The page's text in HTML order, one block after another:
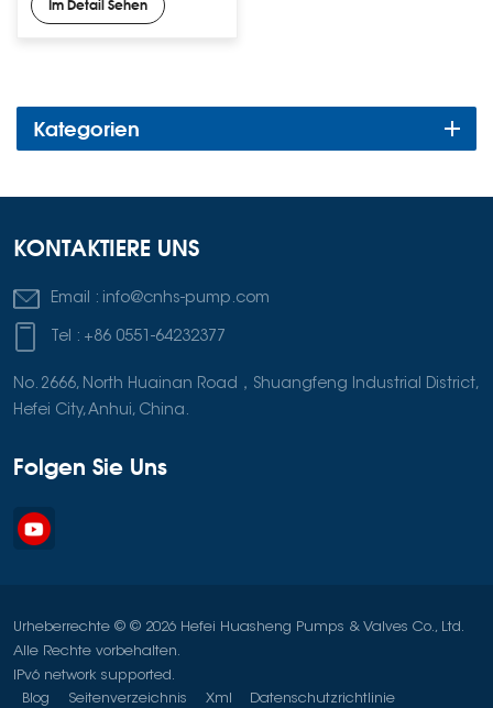
Im Detail Sehen
Kategorien
KONTAKTIERE UNS
Email : info@cnhs-pump.com
Tel : +86 0551-64232377
No. 2666, North Huainan Road，Shuangfeng Industrial District,
Hefei City, Anhui, China.
Folgen Sie Uns
Urheberrechte © © 2026 Hefei Huasheng Pumps & Valves Co., Ltd.
Alle Rechte vorbehalten.
IPv6 network supported.
Blog
Seitenverzeichnis Xml Datenschutzrichtlinie